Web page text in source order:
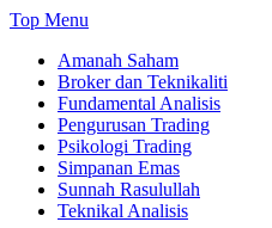
Skip
content
Top Menu
Amanah Saham
Broker dan Teknikaliti
Fundamental Analisis
Pengurusan Trading
Psikologi Trading
Simpanan Emas
Sunnah Rasulullah
Teknikal Analisis